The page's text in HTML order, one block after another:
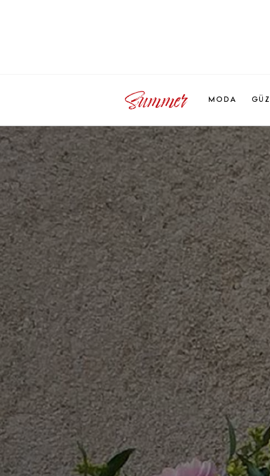
MODA